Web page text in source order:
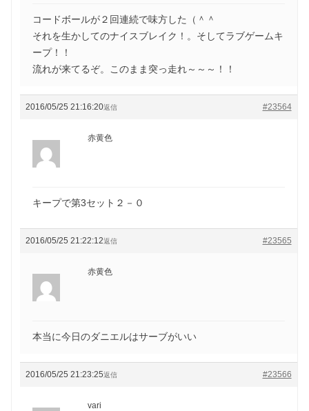
コードボールが２回連続で味方した（＾＾
それを生かしてのナイスブレイク！。そしてラブゲームキ
ープ！！
流れが来てるぞ。このまま突っ走れ～～～！！
2016/05/25 21:16:20 #23564
返信
赤黄色
キープで第3セット２－０
2016/05/25 21:22:12 #23565
返信
赤黄色
本当に今日のダニエルはサーブがいい
2016/05/25 21:23:25 #23566
返信
vari